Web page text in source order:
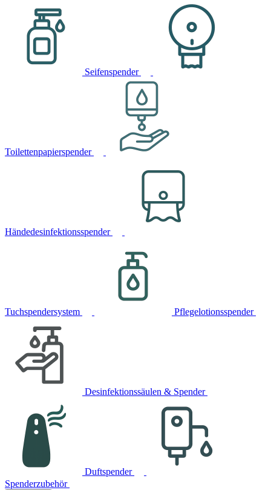
Seifenspender
Toilettenpapierspender
Händedesinfektionsspender
Tuchspendersystem Pflegelotionsspender
Desinfektionssäulen & Spender
Duftspender
Spenderzubehör